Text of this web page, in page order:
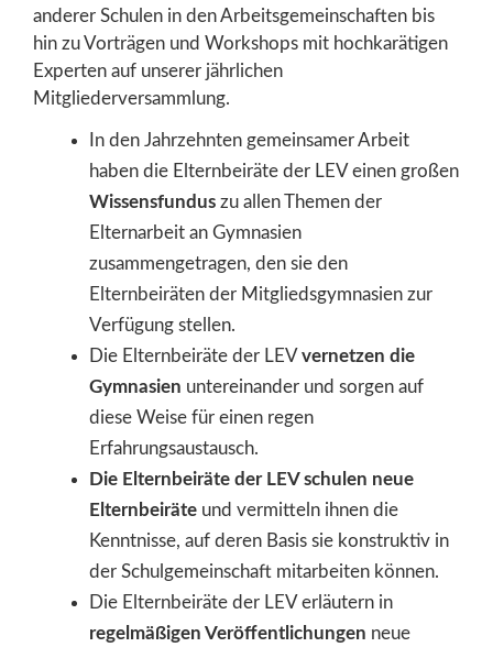
anderer Schulen in den Arbeitsgemeinschaften bis
hin zu Vorträgen und Workshops mit hochkarätigen
Experten auf unserer jährlichen
Mitgliederversammlung.
In den Jahrzehnten gemeinsamer Arbeit
haben die Elternbeiräte der LEV einen großen
Wissensfundus zu allen Themen der
Elternarbeit an Gymnasien
zusammengetragen, den sie den
Elternbeiräten der Mitgliedsgymnasien zur
Verfügung stellen.
Die Elternbeiräte der LEV vernetzen die
Gymnasien untereinander und sorgen auf
diese Weise für einen regen
Erfahrungsaustausch.
Die Elternbeiräte der LEV schulen neue
Elternbeiräte und vermitteln ihnen die
Kenntnisse, auf deren Basis sie konstruktiv in
der Schulgemeinschaft mitarbeiten können.
Die Elternbeiräte der LEV erläutern in
regelmäßigen Veröffentlichungen neue